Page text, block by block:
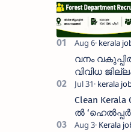
വനം
വിവിധ
Forest
District-wise
Clean Kerala
ൽ
വാക്ക്-ഇൻ